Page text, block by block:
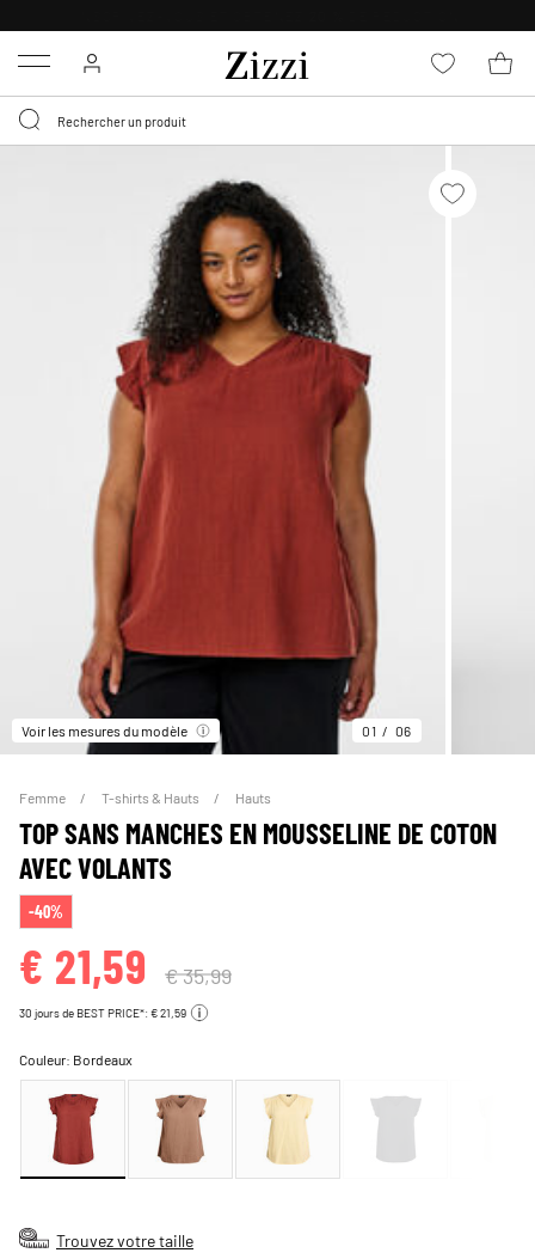
Menu
Voir les mesures du modèle 01 06
Femme T-shirts & Hauts Hauts
TOP SANS MANCHES EN MOUSSELINE DE COTON
AVEC VOLANTS
-40%
€ 21,59 € 35,99
30 jours de BEST PRICE*: € 21,59
Couleur: Bordeaux
Trouvez votre taille